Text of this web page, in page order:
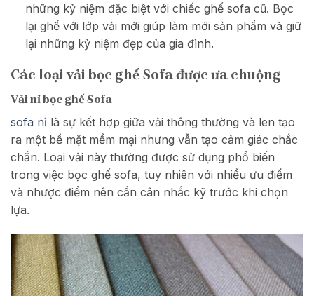
những kỷ niệm đặc biệt với chiếc ghế sofa cũ. Bọc
lại ghế với lớp vải mới giúp làm mới sản phẩm và giữ
lại những kỷ niệm đẹp của gia đình.
Các loại vải bọc ghế Sofa được ưa chuộng
Vải nỉ bọc ghế Sofa
sofa nỉ là sự kết hợp giữa vải thông thường và len tạo
ra một bề mặt mềm mại nhưng vẫn tạo cảm giác chắc
chắn. Loại vải này thường được sử dụng phổ biến
trong việc bọc ghế sofa, tuy nhiên với nhiều ưu điểm
và nhược điểm nên cần cân nhắc kỹ trước khi chọn
lựa.